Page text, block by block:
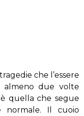
che l’essere
almeno due volte
è quella che segue
normale. Il cuoio